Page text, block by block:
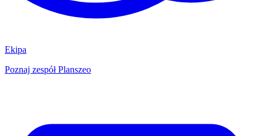
Ekipa
Poznaj zespół Planszeo